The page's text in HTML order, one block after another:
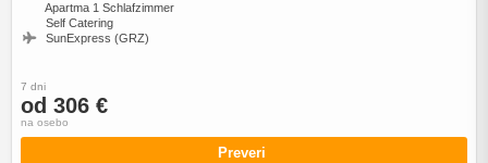
Apartma 1 Schlafzimmer
Self Catering
SunExpress (GRZ)
7 dni
od 306 €
na osebo
Preveri